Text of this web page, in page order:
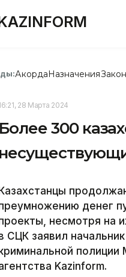
АкордаНазначения
28 Марта 2024
Более 300
Казахстанцы
денег
несмотря на
СЦК заявил
Kazinform.